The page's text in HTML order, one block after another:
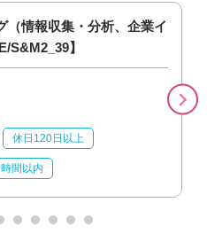
（情報収集・分析、企業イ
S&M2_39】
休日120日以上
間以内